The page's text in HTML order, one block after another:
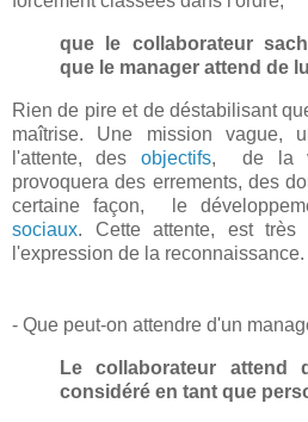
que le collaborateur
que le manager attend de
Rien de pire et de déstabilisant
maîtrise. Une mission vague,
l'attente, des objectifs, de la
provoquera des errements, des
certaine façon, le
sociaux. Cette attente, est
l'expression de la reconnaissance.
- Que peut-on attendre d'un
Le collaborateur attend
considéré en tant que